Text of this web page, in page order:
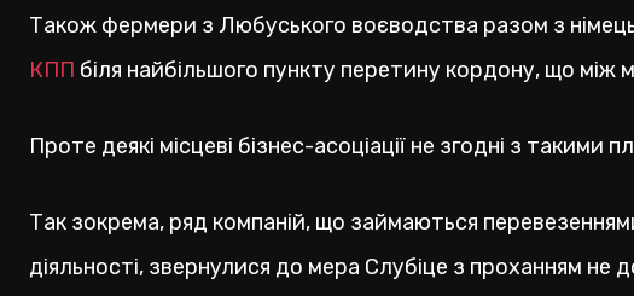
Також фермери з Любуського воєводства разом з
КПП біля найбільшого пункту перетину кордону, що між
Проте деякі місцеві бізнес-асоціації не згодні з такими
Так зокрема, ряд компаній, що займаються
діяльності, звернулися до мера Слубіце з проханням